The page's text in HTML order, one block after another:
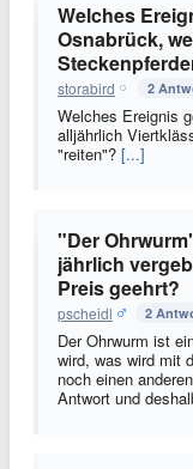
Welches
Osnabrück,
storabird 2
Welches Ereignis
alljährlich
"reiten"? [...]
"Der
jährlich
Preis geehrt?
pscheidl 2
Der Ohrwurm ist
wird, was wird mit
noch einen
Antwort und